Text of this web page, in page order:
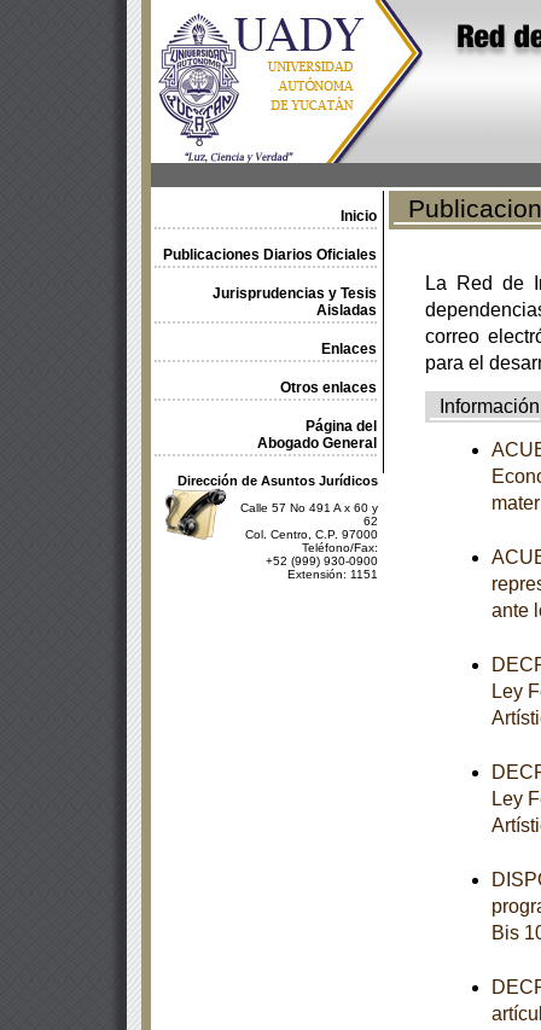
Inicio
Publicaciones Diarios Oficiales
Jurisprudencias y Tesis
Aisladas
Enlaces
Otros enlaces
Página del
Abogado General
Dirección de Asuntos Jurídicos
Calle 57 No 491 A x 60 y
62
Col. Centro, C.P. 97000
Teléfono/Fax:
+52 (999) 930-0900
Extensión: 1151
La Red de
correo
para el
Información
ante
Ley
Ley
Bis